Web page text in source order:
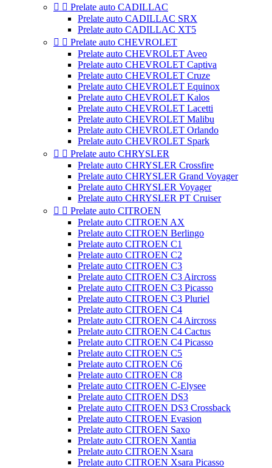
  Prelate auto CADILLAC
Prelate auto CADILLAC SRX
Prelate auto CADILLAC XT5
  Prelate auto CHEVROLET
Prelate auto CHEVROLET Aveo
Prelate auto CHEVROLET Captiva
Prelate auto CHEVROLET Cruze
Prelate auto CHEVROLET Equinox
Prelate auto CHEVROLET Kalos
Prelate auto CHEVROLET Lacetti
Prelate auto CHEVROLET Malibu
Prelate auto CHEVROLET Orlando
Prelate auto CHEVROLET Spark
  Prelate auto CHRYSLER
Prelate auto CHRYSLER Crossfire
Prelate auto CHRYSLER Grand Voyager
Prelate auto CHRYSLER Voyager
Prelate auto CHRYSLER PT Cruiser
  Prelate auto CITROEN
Prelate auto CITROEN AX
Prelate auto CITROEN Berlingo
Prelate auto CITROEN C1
Prelate auto CITROEN C2
Prelate auto CITROEN C3
Prelate auto CITROEN C3 Aircross
Prelate auto CITROEN C3 Picasso
Prelate auto CITROEN C3 Pluriel
Prelate auto CITROEN C4
Prelate auto CITROEN C4 Aircross
Prelate auto CITROEN C4 Cactus
Prelate auto CITROEN C4 Picasso
Prelate auto CITROEN C5
Prelate auto CITROEN C6
Prelate auto CITROEN C8
Prelate auto CITROEN C-Elysee
Prelate auto CITROEN DS3
Prelate auto CITROEN DS3 Crossback
Prelate auto CITROEN Evasion
Prelate auto CITROEN Saxo
Prelate auto CITROEN Xantia
Prelate auto CITROEN Xsara
Prelate auto CITROEN Xsara Picasso